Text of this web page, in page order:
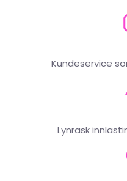
Kundeservice
Lynrask